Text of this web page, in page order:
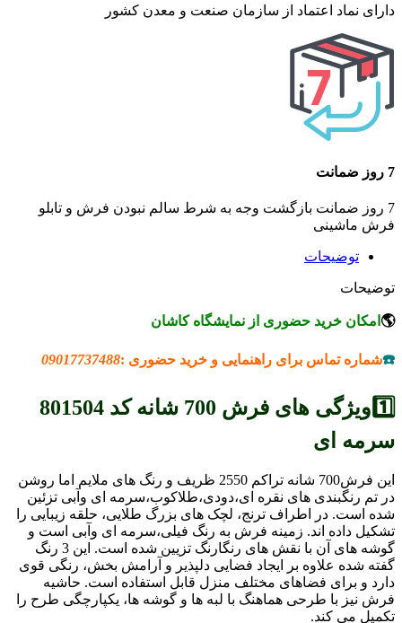
دارای نماد اعتماد از سازمان صنعت و معدن کشور
7 روز ضمانت
7 روز ضمانت بازگشت وجه به شرط سالم نبودن فرش و تابلو
فرش ماشینی
توضیحات
توضیحات
🌎 امکان خرید حضوری از نمایشگاه کاشان
☎️شماره تماس برای راهنمایی و خرید حضوری :09017737488
1️⃣ویژگی های فرش 700 شانه کد 801504
سرمه ای
این فرش700 شانه تراکم 2550 ظریف و رنگ های ملایم اما روشن
در تم رنگبندی های نقره ای،دودی،طلاکوب،سرمه ای وآبی تزئین
شده است. در اطراف ترنج، لچک های بزرگ طلایی، حلقه زیبایی را
تشکیل داده اند. زمینه فرش به رنگ فیلی،سرمه ای وآبی است و
گوشه های آن با نقش های رنگارنگ تزیین شده است. این 3 رنگ
گفته شده علاوه بر ایجاد فضایی دلپذیر و آرامش بخش، رنگی قوی
دارد و برای فضاهای مختلف منزل قابل استفاده است. حاشیه
فرش نیز با طرحی هماهنگ با لبه ها و گوشه ها، یکپارچگی طرح را
تکمیل می کند.